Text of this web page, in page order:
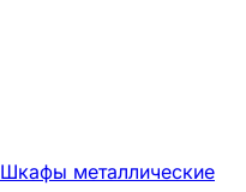
Шкафы металлические